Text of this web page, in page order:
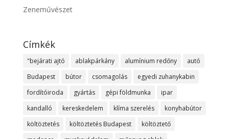
Zeneművészet
Címkék
"bejárati ajtó ablakpárkány alumínium redőny
autó
Budapest
bútor csomagolás
egyedi zuhanykabin
fordítóiroda
gyártás gépi földmunka
ipar
kandalló
kereskedelem klíma szerelés
konyhabútor
költöztetés
költöztetés Budapest
költöztető